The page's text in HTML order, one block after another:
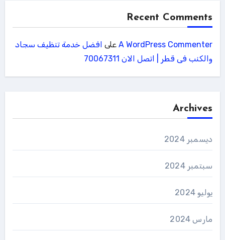
Recent Comments
A WordPress Commenterعلى افضل خدمة تنظيف سجاد
والكنب فى قطر | اتصل الان 70067311
Archives
ديسمبر 2024
سبتمبر 2024
يوليو 2024
مارس 2024